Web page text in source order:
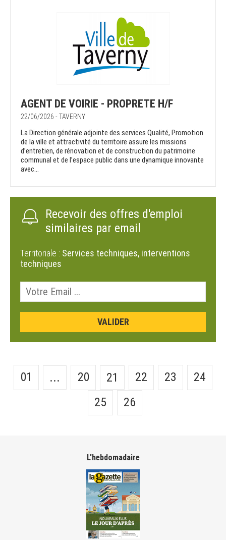
AGENT DE VOIRIE - PROPRETE H/F
22/06/2026 - TAVERNY
La Direction générale adjointe des services Qualité, Promotion
de la ville et attractivité du territoire assure les missions
d’entretien, de rénovation et de construction du patrimoine
communal et de l’espace public dans une dynamique innovante
avec...
Recevoir des offres d'emploi
similaires par email
Territoriale : Services techniques, interventions
techniques
01 ... 20 21 22 23
24
25
26
L'hebdomadaire